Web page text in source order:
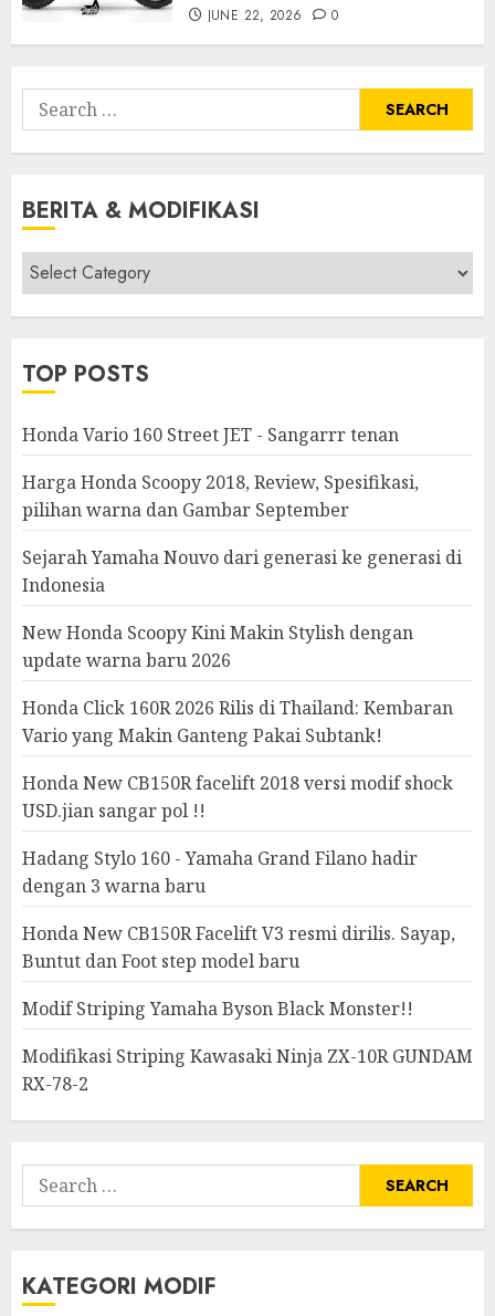
JUNE 22, 2026 0
Search
for:
BERITA & MODIFIKASI
Berita
&
Modifikasi
TOP POSTS
Honda Vario 160 Street JET - Sangarrr tenan
Harga Honda Scoopy 2018, Review, Spesifikasi,
pilihan warna dan Gambar September
Sejarah Yamaha Nouvo dari generasi ke generasi di
Indonesia
New Honda Scoopy Kini Makin Stylish dengan
update warna baru 2026
Honda Click 160R 2026 Rilis di Thailand: Kembaran
Vario yang Makin Ganteng Pakai Subtank!
Honda New CB150R facelift 2018 versi modif shock
USD.jian sangar pol !!
Hadang Stylo 160 - Yamaha Grand Filano hadir
dengan 3 warna baru
Honda New CB150R Facelift V3 resmi dirilis. Sayap,
Buntut dan Foot step model baru
Modif Striping Yamaha Byson Black Monster!!
Modifikasi Striping Kawasaki Ninja ZX-10R GUNDAM
RX-78-2
Search
for:
KATEGORI MODIF